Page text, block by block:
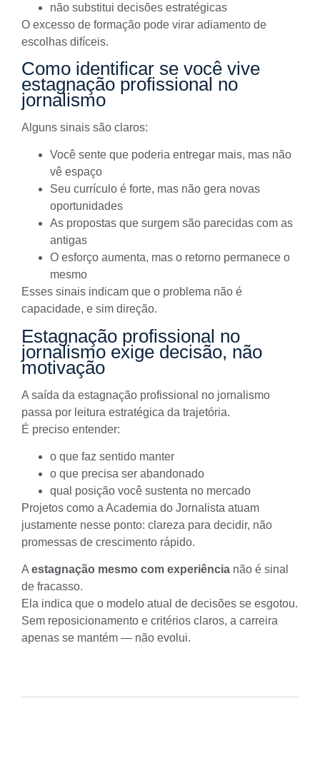
não substitui decisões estratégicas
O excesso de formação pode virar adiamento de
escolhas difíceis.
Como identificar se você vive
estagnação profissional no
jornalismo
Alguns sinais são claros:
Você sente que poderia entregar mais, mas não
vê espaço
Seu currículo é forte, mas não gera novas
oportunidades
As propostas que surgem são parecidas com as
antigas
O esforço aumenta, mas o retorno permanece o
mesmo
Esses sinais indicam que o problema não é
capacidade, e sim direção.
Estagnação profissional no
jornalismo exige decisão, não
motivação
A saída da estagnação profissional no jornalismo
passa por leitura estratégica da trajetória.
É preciso entender:
o que faz sentido manter
o que precisa ser abandonado
qual posição você sustenta no mercado
Projetos como a Academia do Jornalista atuam
justamente nesse ponto: clareza para decidir, não
promessas de crescimento rápido.
Aestagnação mesmo com experiência não é sinal
de fracasso.
Ela indica que o modelo atual de decisões se esgotou.
Sem reposicionamento e critérios claros, a carreira
apenas se mantém — não evolui.